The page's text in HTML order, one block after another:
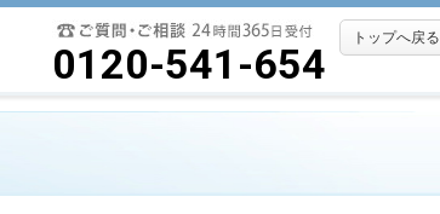
お葬式
0120-541-654
トップへ戻る